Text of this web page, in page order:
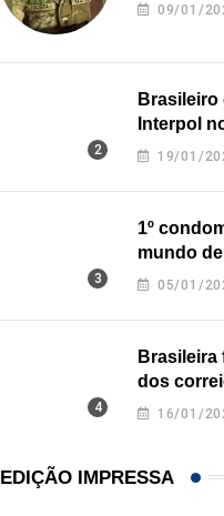
09/01/
Brasileiro
Interpol
pode19/01/
1º
mundo
impressas
05/01/
dos
16/01/
EDIÇÃO IMPRESSA